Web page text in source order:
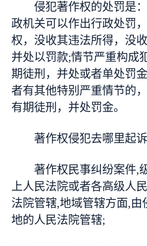
侵犯著作权的处罚是
政机关可以作出行政处罚
权，没收其违法所得，没
并处以罚款;情节严重构成
期徒刑，并处或者单处罚
者有其他特别严重情节的
有期徒刑，并处罚金。
著作权侵犯去哪里起诉
著作权民事纠纷案件,
上人民法院或者各高级人
法院管辖,地域管辖方面,
地的人民法院管辖;